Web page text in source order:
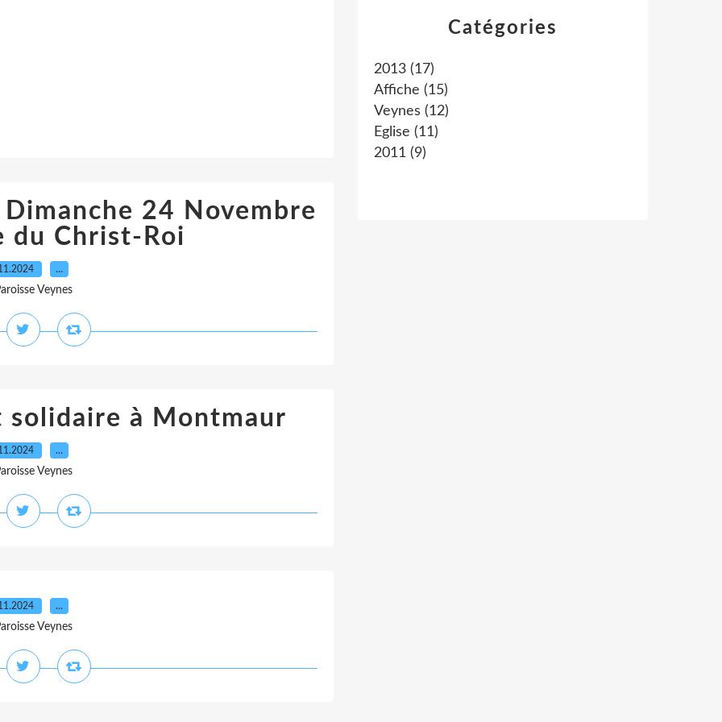
24 Novembre
du Christ-Roi
…
Veynes
solidaire à Montmaur
…
Veynes
…
Veynes
Catégories
2013 (17)
Affiche (15)
Veynes (12)
Eglise (11)
2011 (9)